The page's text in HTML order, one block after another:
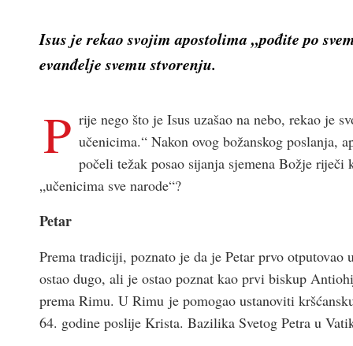
Isus je rekao svojim apostolima „pođite po
evanđelje svemu stvorenju.
P rije nego što je Isus uzašao na nebo, rekao je
učenicima.“ Nakon ovog božanskog
počeli težak posao sijanja sjemena Božje
„učenicima sve narode“?
Petar
Prema tradiciji, poznato je da je Petar prvo
ostao dugo, ali je ostao poznat kao prvi biskup
prema Rimu. U Rimu je pomogao ustanoviti
64. godine poslije Krista. Bazilika Svetog Petra u